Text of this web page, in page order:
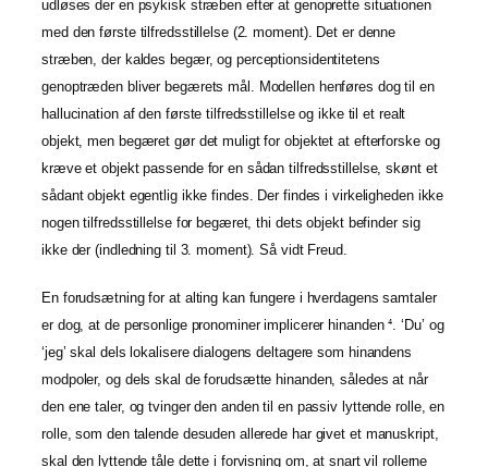
udløses der en psykisk stræben efter at genoprette situationen
med den første tilfredsstillelse (2. moment). Det er denne
stræben, der kaldes begær, og perceptionsidentitetens
genoptræden bliver begærets mål. Modellen henføres dog til en
hallucination af den første tilfredsstillelse og ikke til et realt
objekt, men begæret gør det muligt for objektet at efterforske og
kræve et objekt passende for en sådan tilfredsstillelse, skønt et
sådant objekt egentlig ikke findes. Der findes i virkeligheden ikke
nogen tilfredsstillelse for begæret, thi dets objekt befinder sig
ikke der (indledning til 3. moment). Så vidt Freud.
En forudsætning for at alting kan fungere i hverdagens samtaler
er dog, at de personlige pronominer implicerer hinanden4
. ‘Du’ og
‘jeg’ skal dels lokalisere dialogens deltagere som hinandens
modpoler, og dels skal de forudsætte hinanden, således at når
den ene taler, og tvinger den anden til en passiv lyttende rolle, en
rolle, som den talende desuden allerede har givet et manuskript,
skal den lyttende tåle dette i forvisning om, at snart vil rollerne